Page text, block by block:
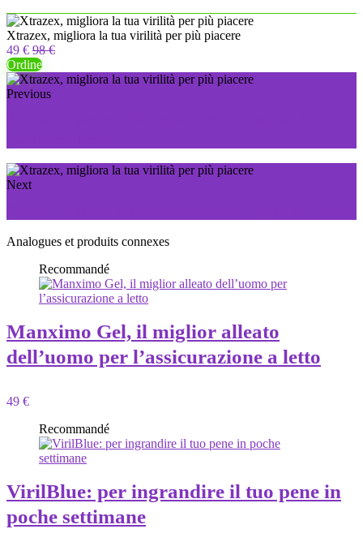
Xtrazex, migliora la tua virilità per più piacere
49 € 98 €
Ordine
Previous
Next
Analogues et produits connexes
Recommandé
Manximo Gel, il miglior alleato
dell’uomo per l’assicurazione a letto
49 €
Recommandé
VirilBlue: per ingrandire il tuo pene in
poche settimane